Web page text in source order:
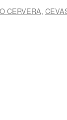
CERVERA,